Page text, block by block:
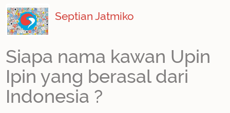
Septian Jatmiko
Siapa nama kawan Upin
Ipin yang berasal dari
Indonesia ?